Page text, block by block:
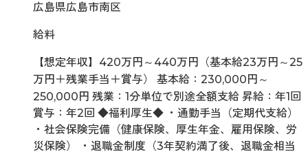
広島県広島市南区
給料
【想定年収】420万円～440万円（基本給23万円～25
万円＋残業手当＋賞与） 基本給：230,000円～
250,000円 残業：1分単位で別途全額支給 昇給：年1回
賞与：年2回 ◆福利厚生◆ ・通勤手当（定期代支給）
・社会保険完備（健康保険、厚生年金、雇用保険、労
災保険） ・退職金制度（3年契約満了後、退職金相当